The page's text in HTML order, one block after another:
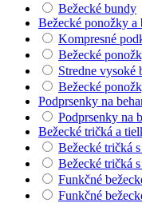
Bežecké bundy
Bežecké ponožky
Kompresné
Bežecké
Stredne vysoké
Bežecké
Podprsenky na
Podprsenky na
Bežecké tričká a
Bežecké tričká
Bežecké tričká
Funkčné
Funkčné